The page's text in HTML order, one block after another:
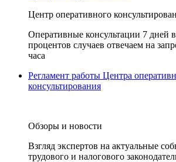
Центр оперативного
Оперативные консультации 7 дней
процентов случаев отвечаем на
часа
Регламент работы Центра
консультирования
Обзоры и новости
Взгляд экспертов на актуальные
трудового и налогового